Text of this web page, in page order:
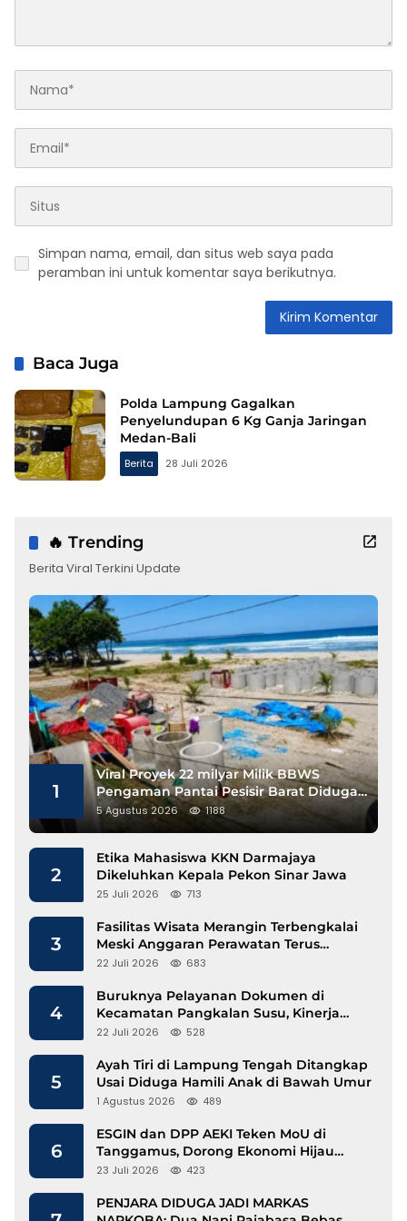
Simpan nama, email, dan situs web saya pada
peramban ini untuk komentar saya berikutnya.
Baca Juga
Polda Lampung Gagalkan
Penyelundupan 6 Kg Ganja Jaringan
Medan-Bali
Berita 28 Juli 2026
🔥 Trending
Berita Viral Terkini Update
1
Viral Proyek 22 milyar Milik BBWS
Pengaman Pantai Pesisir Barat Diduga
Gunakan Besi Banci
5 Agustus 2026 1188
2
Etika Mahasiswa KKN Darmajaya
Dikeluhkan Kepala Pekon Sinar Jawa
25 Juli 2026 713
3
Fasilitas Wisata Merangin Terbengkalai
Meski Anggaran Perawatan Terus
Mengalir
22 Juli 2026 683
4
Buruknya Pelayanan Dokumen di
Kecamatan Pangkalan Susu, Kinerja
Disdukcapil Langkat Disorot
22 Juli 2026 528
5
Ayah Tiri di Lampung Tengah Ditangkap
Usai Diduga Hamili Anak di Bawah Umur
1 Agustus 2026 489
6
ESGIN dan DPP AEKI Teken MoU di
Tanggamus, Dorong Ekonomi Hijau
Berbasis Kopi dan Perdagangan Karbon
23 Juli 2026 423
PENJARA DIDUGA JADI MARKAS